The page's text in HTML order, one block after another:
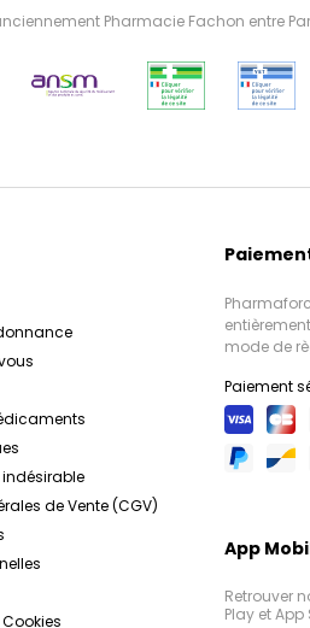
Pharmacie Fachon entre
indésirable
de Vente (CGV)
mode de
Paiement
App
Retrouver
Play et App